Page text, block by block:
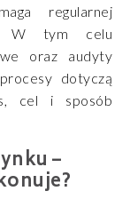
regularnej
W tym celu
oraz audyty
dotyczą
cel i sposób
–